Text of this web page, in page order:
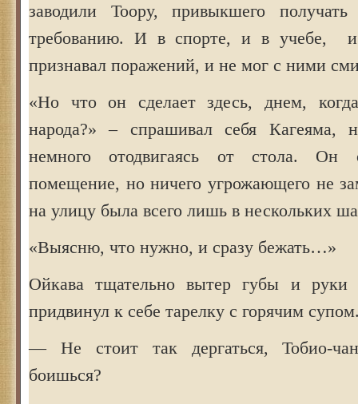
заводили Тоору, привыкшего
требованию. И в спорте, и в учебе,
признавал поражений, и не мог с ними
«Но что он сделает здесь, днем,
народа?» – спрашивал себя Кагеяма,
немного отодвигаясь от стола. Он
помещение, но ничего угрожающего не
на улицу была всего лишь в нескольких
«Выясню, что нужно, и сразу бежать…»
Ойкава тщательно вытер губы и руки
придвинул к себе тарелку с горячим
— Не стоит так дергаться, Тобио-
боишься?